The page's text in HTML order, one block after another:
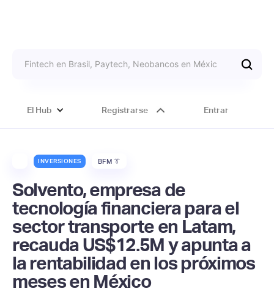
El Hub Registrarse Entrar
INVERSIONES BFM 👔
Solvento, empresa de
tecnología financiera para el
sector transporte en Latam,
recauda US$12.5M y apunta a
la rentabilidad en los próximos
meses en México